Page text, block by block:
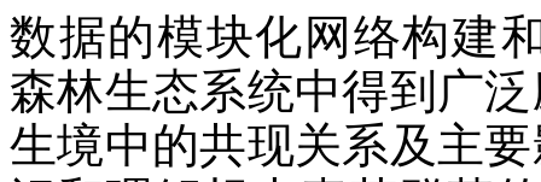
数据的模块化网络构建
森林生态系统中得到广
生境中的共现关系及主